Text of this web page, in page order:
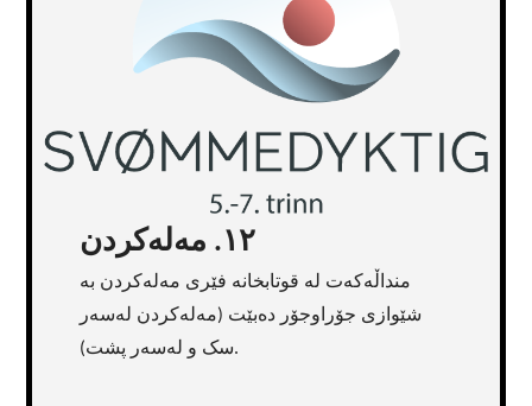
١٢. مەلەکردن
منداڵەکەت لە قوتابخانە فێری مەلەکردن بە
شێوازی جۆراوجۆر دەبێت (مەلەکردن لەسەر
سک و لەسەر پشت).